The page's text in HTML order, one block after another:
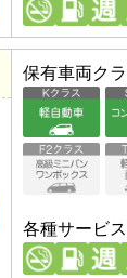
保有車両ク
各種サービス